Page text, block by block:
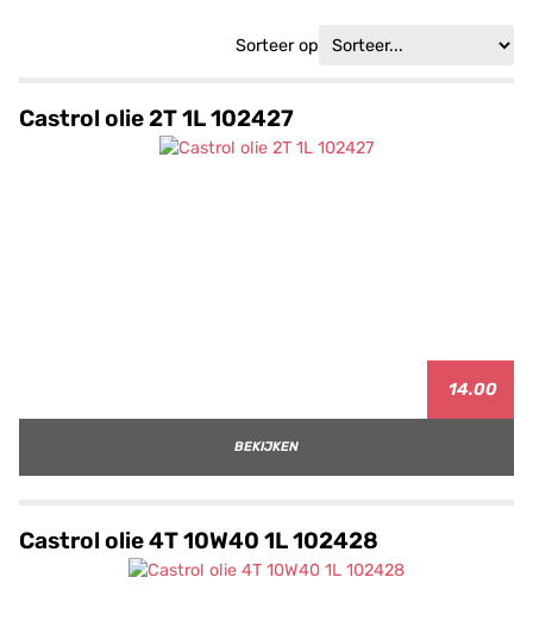
Sorteer op
Castrol olie 2T 1L 102427
14.00
BEKIJKEN
Castrol olie 4T 10W40 1L 102428